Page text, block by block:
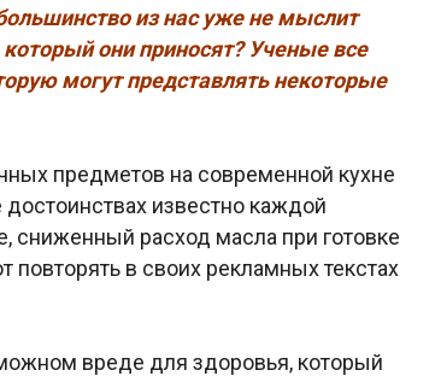
из нас уже не мыслит
они приносят? Ученые все
могут представлять некоторые
предметов на современной кухне
известно каждой
сниженный расход масла при готовке
повторять в своих рекламных текстах
вреде для здоровья, который